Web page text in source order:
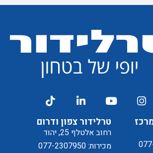
טרלידור צפון ודרום
רחוב אלטלף 25, יהוד
מכירות: 077-2307950